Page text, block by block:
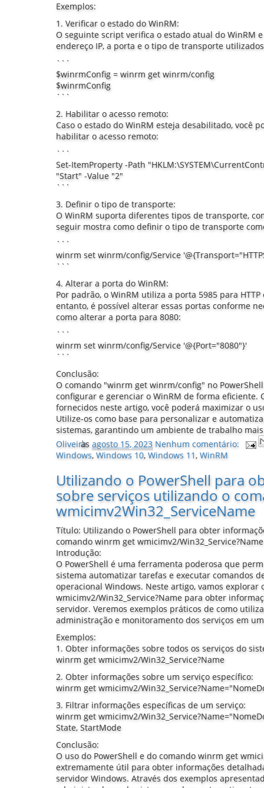
Exemplos:
1. Verificar o estado do WinRM:
O seguinte script verifica o estado atual do WinRM
endereço IP, a porta e o tipo de transporte
```
$winrmConfig = winrm get winrm/config
$winrmConfig
```
2. Habilitar o acesso remoto:
Caso o estado do WinRM esteja desabilitado, você
habilitar o acesso remoto:
```
Set-ItemProperty -Path
"Start" -Value "2"
```
3. Definir o tipo de transporte:
O WinRM suporta diferentes tipos de transporte,
seguir mostra como definir o tipo de transporte
```
winrm set winrm/config/Service
```
4. Alterar a porta do WinRM:
Por padrão, o WinRM utiliza a porta 5985 para HTTP
entanto, é possível alterar essas portas conforme
como alterar a porta para 8080:
```
winrm set winrm/config/Service '@{Port="8080"}'
```
Conclusão:
O comando "winrm get winrm/config" no
configurar e gerenciar o WinRM de forma eficiente.
fornecidos neste artigo, você poderá maximizar o
Utilize-os como base para personalizar e
sistemas, garantindo um ambiente de trabalho
Oliveira
às agosto 15, 2023 Nenhum comentário:
Windows, Windows 10, Windows 11, WinRM
Utilizando o PowerShell para
sobre serviços utilizando o
wmicimv2Win32_ServiceName
Título: Utilizando o PowerShell para obter
comando winrm get wmicimv2/Win32_Service?Name
Introdução:
O PowerShell é uma ferramenta poderosa que
sistema automatizar tarefas e executar comandos
operacional Windows. Neste artigo, vamos explorar
wmicimv2/Win32_Service?Name para obter
servidor. Veremos exemplos práticos de como
administração e monitoramento dos serviços em
Exemplos:
1. Obter informações sobre todos os serviços do
winrm get wmicimv2/Win32_Service?Name
2. Obter informações sobre um serviço específico:
winrm get wmicimv2/
3. Filtrar informações específicas de um serviço:
winrm get wmicimv2/
State, StartMode
Conclusão:
O uso do PowerShell e do comando winrm get
extremamente útil para obter informações
servidor Windows. Através dos exemplos